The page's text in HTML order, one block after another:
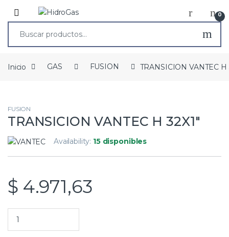
0
Inicio GAS FUSION TRANSICION VANTEC H
FUSION
TRANSICION VANTEC H 32X1″
Availability: 15 disponibles
$ 4.971,63